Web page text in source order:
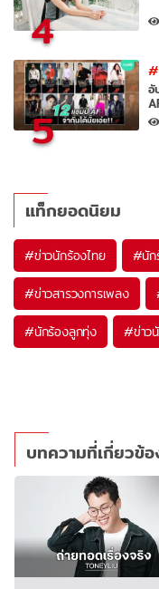
4
5
อั
แท็กยอดนิยม
#ข่าวนักร้องไทย #นัก
#ข่าวสารวงการเพลง
#นักร้องลูกทุ่ง #ข่าว
บทความที่เกี่ยวข้